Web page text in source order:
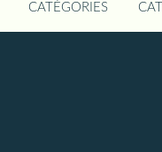
CATÉGORIES